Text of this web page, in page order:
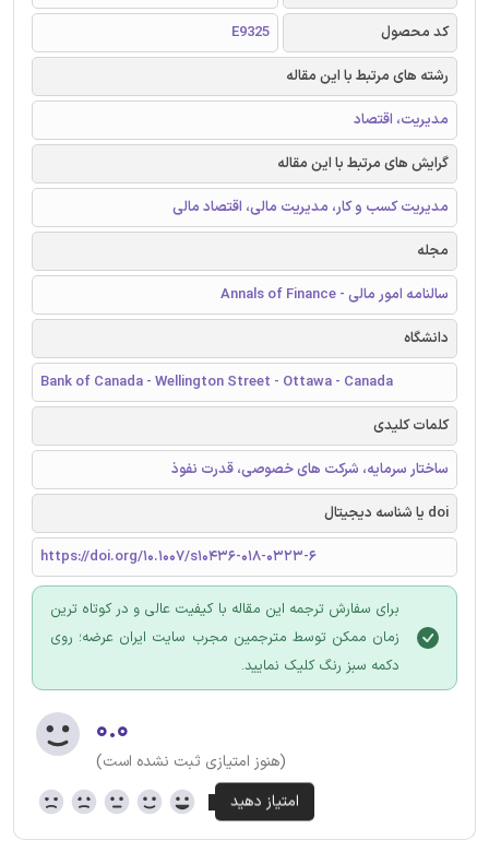
کد محصول
E9325
رشته های مرتبط با این مقاله
مدیریت، اقتصاد
گرایش های مرتبط با این مقاله
مدیریت کسب و کار، مدیریت مالی، اقتصاد مالی
مجله
سالنامه امور مالی - Annals of Finance
دانشگاه
Bank of Canada - Wellington Street - Ottawa - Canada
کلمات کلیدی
ساختار سرمایه، شرکت های خصوصی، قدرت نفوذ
doi یا شناسه دیجیتال
https://doi.org/10.1007/s10436-018-0323-6
برای سفارش ترجمه این مقاله با کیفیت عالی و در کوتاه ترین
زمان ممکن توسط مترجمین مجرب سایت ایران عرضه؛ روی
دکمه سبز رنگ کلیک نمایید.
۰.۰
(هنوز امتیازی ثبت نشده است)